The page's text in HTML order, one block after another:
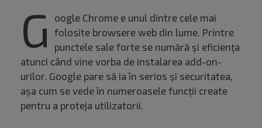
G
oogle Chrome e unul dintre cele mai
folosite browsere web din lume. Printre
punctele sale forte se numără și eficiența
atunci când vine vorba de instalarea add-on-
urilor. Google pare să ia în serios și securitatea,
așa cum se vede în numeroasele funcții create
pentru a proteja utilizatorii.